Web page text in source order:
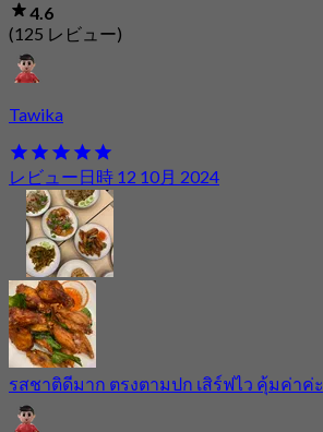
4.6
(125 レビュー)
Tawika
レビュー日時 12 10月 2024
รสชาติดีมาก ตรงตามปก เสิร์ฟไว คุ้มค่าค่ะ